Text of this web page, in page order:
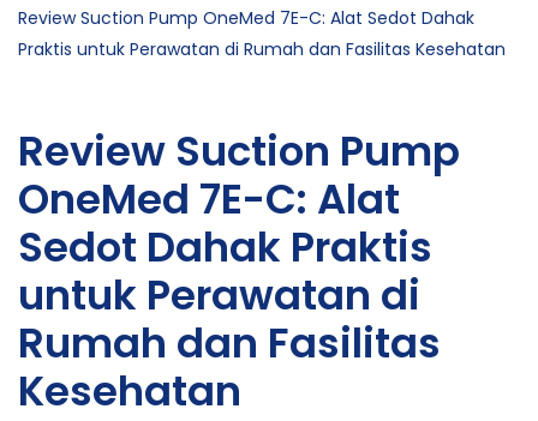
Review Suction Pump OneMed 7E-C: Alat Sedot Dahak
Praktis untuk Perawatan di Rumah dan Fasilitas Kesehatan
Review Suction Pump
OneMed 7E-C: Alat
Sedot Dahak Praktis
untuk Perawatan di
Rumah dan Fasilitas
Kesehatan